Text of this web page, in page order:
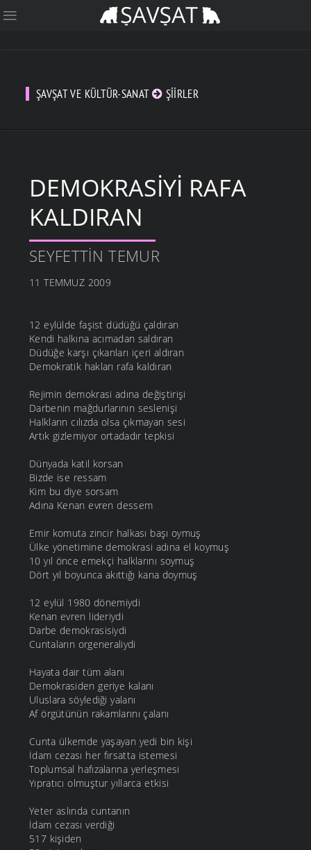
ŞAVŞAT VE KÜLTÜR-SANAT ŞIIRLER
DEMOKRASIYI RAFA
KALDIRAN
SEYFETTIN TEMUR
11 TEMMUZ 2009
12 eylülde faşist düdüğü çaldıran
Kendi halkına acımadan saldıran
Düdüğe karşı çıkanları içeri aldıran
Demokratik hakları rafa kaldıran
Rejimin demokrasi adına değiştirişi
Darbenin mağdurlarının seslenişi
Halkların cılızda olsa çıkmayan sesi
Artık gizlemiyor ortadadır tepkisi
Dünyada katil korsan
Bizde ise ressam
Kim bu diye sorsam
Adına Kenan evren dessem
Emir komuta zincir halkası başı oymuş
Ülke yönetimine demokrasi adına el koymuş
10 yıl önce emekçi halklarını soymuş
Dört yıl boyunca akıttığı kana doymuş
12 eylül 1980 dönemiydi
Kenan evren lideriydi
Darbe demokrasisiydi
Cuntaların orgeneraliydi
Hayata dair tüm alanı
Demokrasiden geriye kalanı
Uluslara söylediği yalanı
Af örgütünün rakamlarını çalanı
Cunta ülkemde yaşayan yedi bin kişi
İdam cezası her fırsatta istemesi
Toplumsal hafızalarına yerleşmesi
Yıpratıcı olmuştur yıllarca etkisi
Yeter aslında cuntanın
İdam cezası verdiği
517 kişiden